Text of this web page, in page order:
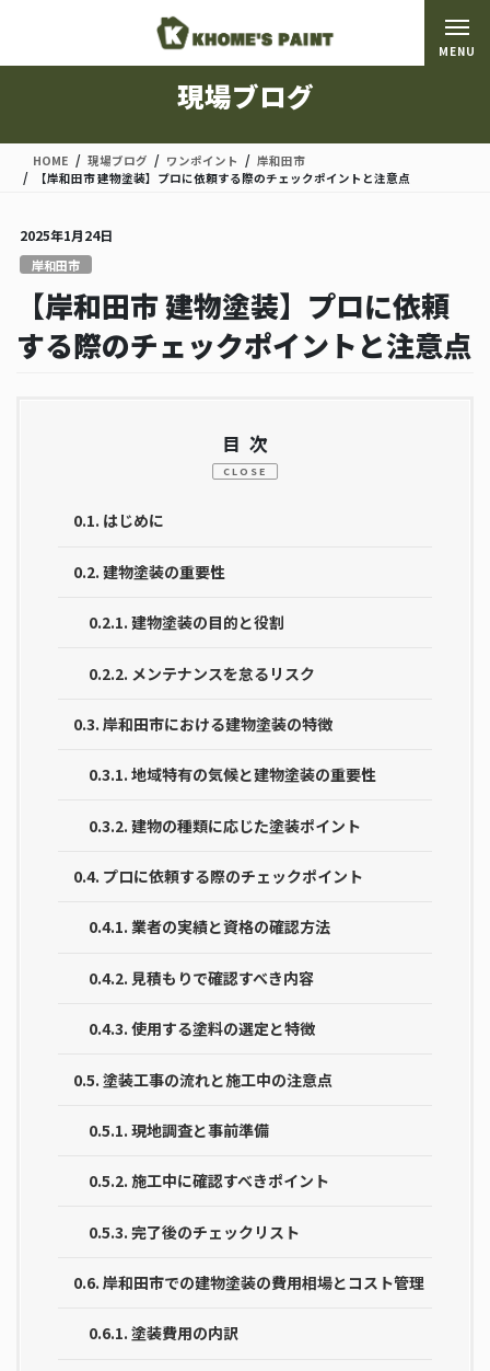
移
ン
現場ブログ
HOME 現場ブログ ワンポイント
岸和田市
【岸和田市 建物塗装】プロに依頼する際のチェックポイントと注意点
2025年1月24日
岸和田市
【岸和田市 建物塗装】プロに依頼
する際のチェックポイントと注意点
目次
CLOSE
0.1. はじめに
0.2. 建物塗装の重要性
0.2.1. 建物塗装の目的と役割
0.2.2. メンテナンスを怠るリスク
0.3. 岸和田市における建物塗装の特徴
0.3.1. 地域特有の気候と建物塗装の重要性
0.3.2. 建物の種類に応じた塗装ポイント
0.4. プロに依頼する際のチェックポイント
0.4.1. 業者の実績と資格の確認方法
0.4.2. 見積もりで確認すべき内容
0.4.3. 使用する塗料の選定と特徴
0.5. 塗装工事の流れと施工中の注意点
0.5.1. 現地調査と事前準備
0.5.2. 施工中に確認すべきポイント
0.5.3. 完了後のチェックリスト
0.6. 岸和田市での建物塗装の費用相場とコスト管理
0.6.1. 塗装費用の内訳
MENU